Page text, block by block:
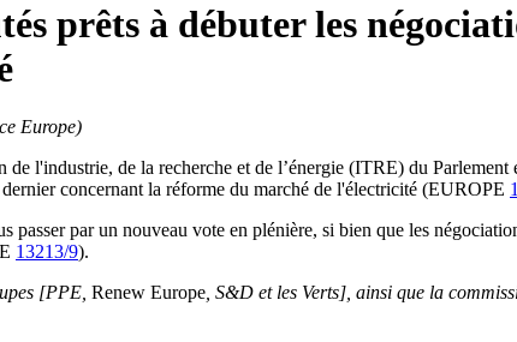
prêts à débuter les
Europe)
de l'industrie, de la recherche et de l’énergie (ITRE) du
concernant la réforme du marché de l'électricité (EUROPE
passer par un nouveau vote en plénière, si bien que les
13213/9).
[PPE, Renew Europe , S&D et les Verts], ainsi que la